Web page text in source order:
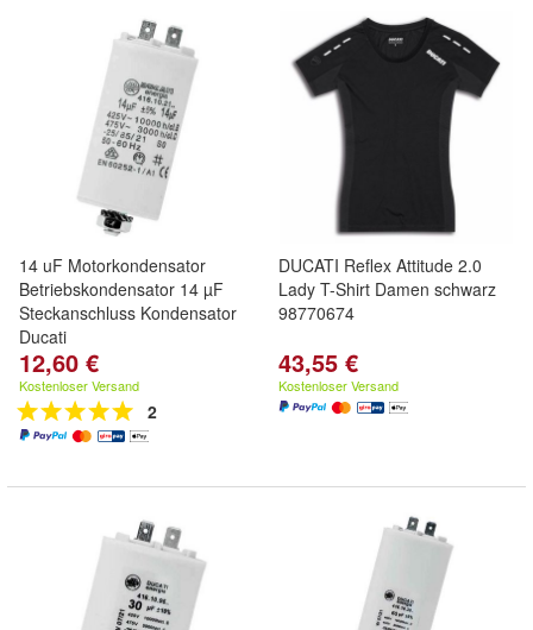
14 uF Motorkondensator
Betriebskondensator 14 µF
Steckanschluss Kondensator
Ducati
12,60 €
Kostenloser Versand
2
DUCATI Reflex Attitude 2.0
Lady T-Shirt Damen schwarz
98770674
43,55 €
Kostenloser Versand